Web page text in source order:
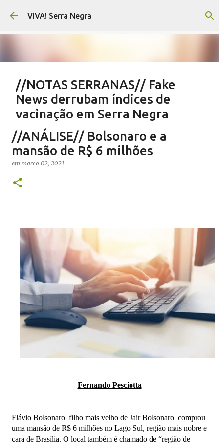
Pular para o conteúdo principal
VIVA! Serra Negra
//NOTAS SERRANAS// Fake
News derrubam índices de
vacinação em Serra Negra
agosto 07, 2026
SAÚDE SERRA NEGRA
//ANÁLISE// Bolsonaro e a
mansão de R$ 6 milhões
em março 02, 2021
Fernando Pesciotta
Flávio Bolsonaro, filho mais velho de Jair Bolsonaro, comprou
uma mansão de R$ 6 milhões no Lago Sul, região mais nobre e
cara de Brasília. O local também é chamado de “região de